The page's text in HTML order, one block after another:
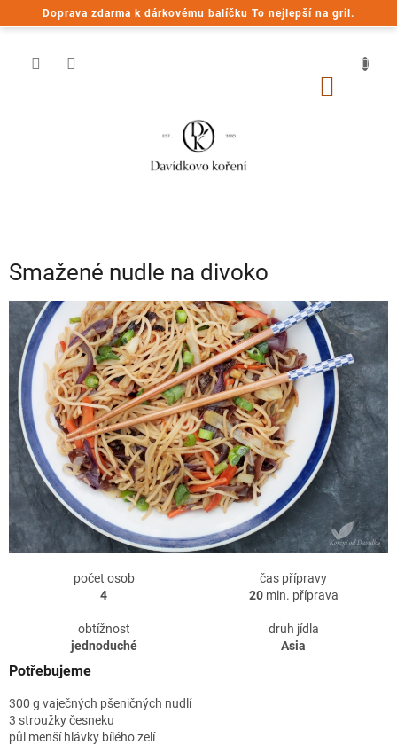
Doprava zdarma k dárkovému balíčku To nejlepší na gril.
na
Smažené nudle na divoko
počet osob
4
čas přípravy
20min. příprava
obtížnost
jednoduché
druh jídla
Asia
Potřebujeme
300 g vaječných pšeničných nudlí
3 stroužky česneku
půl menší hlávky bílého zelí